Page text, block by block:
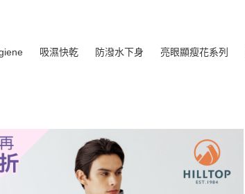
吸濕快乾 防潑水下身 亮眼顯瘦花系列